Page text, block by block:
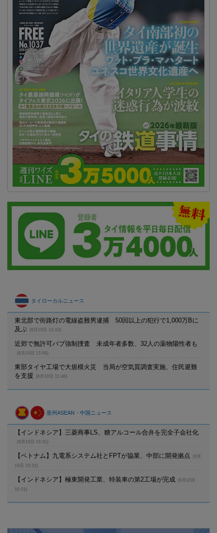
タイローカルニュース
東北部で街路灯の電線盗難男逮捕 50回以上の犯行で1,000万Bに
及ぶ
(8月10日 13:10)
近郊で無許可パブ強制捜査 未成年者多数、32人の薬物陽性者も
(8月10日 13:06)
東部タイヤ工場で大規模火災 当局が空気質調査実施、住民避難
を支援
(8月10日 11:40)
亜州ASEAN・中国ニュース
【インドネシア】三菱商事LS、糖アルコール合弁を完全子会社化
(8月10日 10:31)
【ベトナム】九電系システム社とFPTが協業、中部に開発拠点
(8月
10日 10:31)
【インドネシア】極東開発工業、特装車の第2工場が完成
(8月10日
10:31)